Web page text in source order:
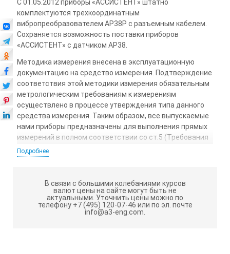
С 01.05.2012 приборы «АССИСТЕНТ» штатно
комплектуются трехкоординатным
вибропреобразователем АР38Р с разъемным кабелем.
Сохраняется возможность поставки приборов
«АССИСТЕНТ» с датчиком АР38.
Методика измерения внесена в эксплуатационную
документацию на средство измерения. Подтверждение
соответствия этой методики измерения обязательным
метрологическим требованиям к измерениям
осуществлено в процессе утверждения типа данного
средства измерения. Таким образом, все выпускаемые
нами приборы предназначены для выполнения прямых
измерений в полном соответствии со ст.5 (Требования
к измерениям) Федерального закона 102-ФЗ «Об
обеспечении единства измерений».
Что измеряется
Подробнее
В связи с большими колебаниями курсов
валют цены на сайте могут быть не
актуальными. Уточнить цены можно по
телефону +7 (495) 120-07-46 или по эл. почте
info@a3-eng.com.